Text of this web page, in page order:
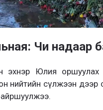
Чи надаар
эхнэр Юлия
нийтийн сүлжээн дээр